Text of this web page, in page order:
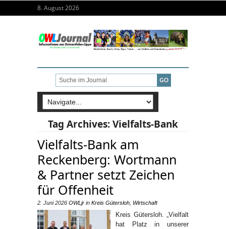
8. August 2026
Tag Archives:Vielfalts-Bank
Vielfalts-Bank am
Reckenberg: Wortmann
& Partner setzt Zeichen
für Offenheit
2. Juni 2026 OWLjr in Kreis Gütersloh Wirtschaft
Kreis Gütersloh. „Vielfalt
hat Platz in unserer